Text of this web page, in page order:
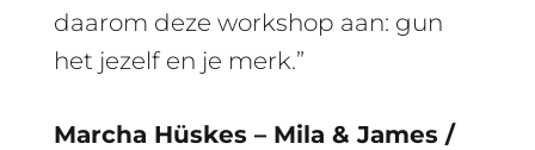
daarom deze workshop aan: gun
het jezelf en je merk.”
Marcha Hüskes – Mila & James /